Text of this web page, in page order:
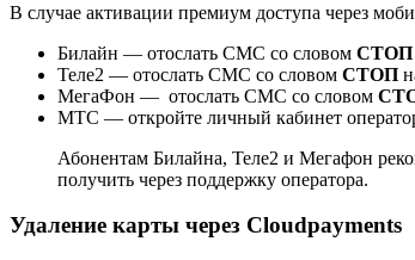
В случае активации премиум доступа через
Билайн — отослать СМС со словом СТОП
Теле2 — отослать СМС со словом СТОП
МегаФон — отослать СМС со словом
МТС — откройте личный кабинет
Абонентам Билайна, Теле2 и Мегафон
получить через поддержку оператора.
Удаление карты через Cloudpayments